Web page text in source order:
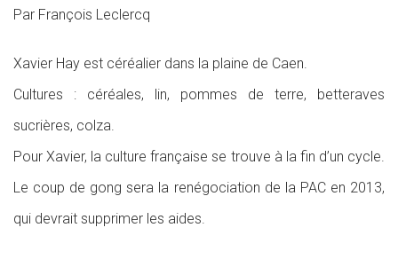
Par François Leclercq
Xavier Hay est céréalier dans la plaine de Caen.
Cultures : céréales, lin, pommes de terre, betteraves
sucrières, colza.
Pour Xavier, la culture française se trouve à la fin d’un cycle.
Le coup de gong sera la renégociation de la PAC en 2013,
qui devrait supprimer les aides.